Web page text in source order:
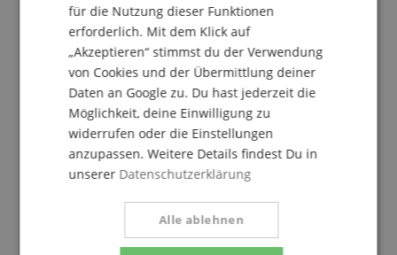
Fender Custom Shop Limited Edition '50s "Cocked
statt bisher
für die Nutzung dieser Funktionen
erforderlich. Mit dem Klick auf
„Akzeptieren“ stimmst du der Verwendung
von Cookies und der Übermittlung deiner
Daten an Google zu. Du hast jederzeit die
Möglichkeit, deine Einwilligung zu
widerrufen oder die Einstellungen
anzupassen. Weitere Details findest Du in
unserer Datenschutzerklärung
Alle ablehnen